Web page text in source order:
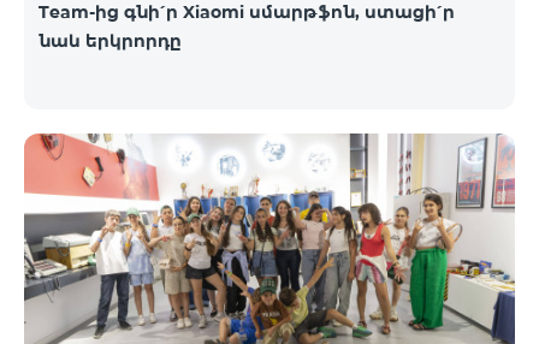
Team-ից գնի՛ր Xiaomi սմարթֆոն, ստացի՛ր
նաև երկրորդը